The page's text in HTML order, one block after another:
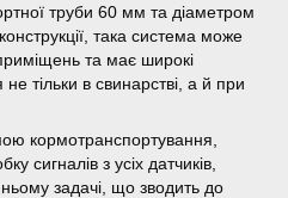
труби 60 мм та діаметром
така система може
та має широкі
тільки в свинарстві, а й при
кормотранспортування,
сигналів з усіх датчиків,
задачі, що зводить до